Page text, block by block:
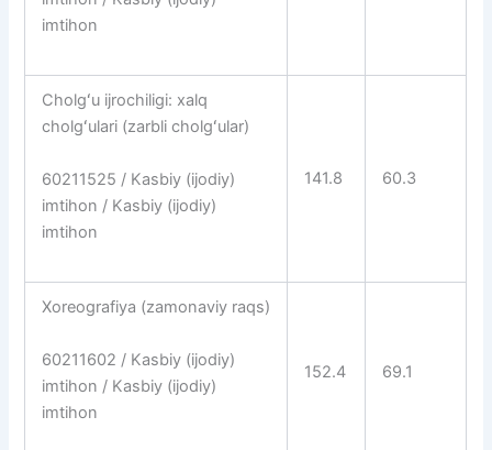
imtihon
Cholgʻu ijrochiligi: xalq
cholgʻulari (zarbli cholgʻular)
60211525 / Kasbiy (ijodiy)
imtihon / Kasbiy (ijodiy)
imtihon
141.8 60.3
Xoreografiya (zamonaviy raqs)
60211602 / Kasbiy (ijodiy)
imtihon / Kasbiy (ijodiy)
imtihon
152.4 69.1